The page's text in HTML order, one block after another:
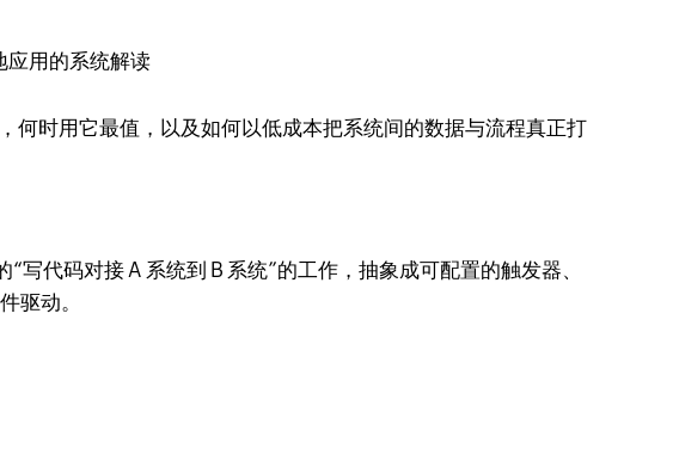
何时用它最值，以及如何以低成本把系统间的数据与流程真正打
代码对接 A 系统到 B 系统”的工作，抽象成可配置的触发器、
驱动。